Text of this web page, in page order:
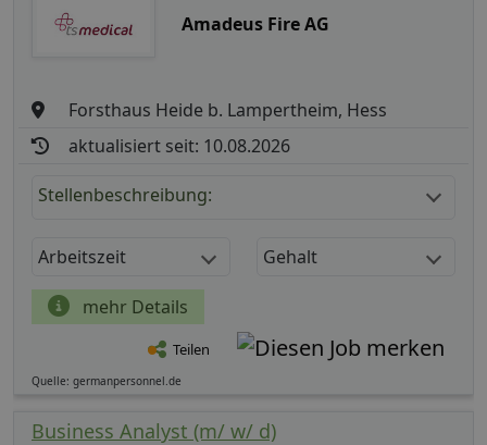
Amadeus Fire AG
Forsthaus Heide b. Lampertheim, Hess
aktualisiert seit: 10.08.2026
Stellenbeschreibung:
Arbeitszeit Gehalt
mehr Details
Teilen
Quelle: germanpersonnel.de
Business Analyst (m/ w/ d)